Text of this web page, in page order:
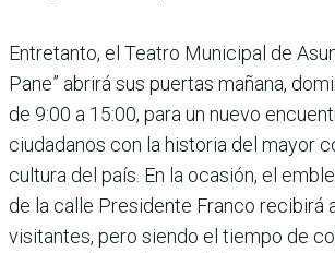
Entretanto, el Teatro Munici­pal de
Pane” abrirá sus puertas mañana,
de 9:00 a 15:00, para un nuevo
ciudadanos con la histo­ria del mayor
cultura del país. En la oca­sión, el
de la calle Presidente Franco recibirá
visi­tantes, pero siendo el tiempo de